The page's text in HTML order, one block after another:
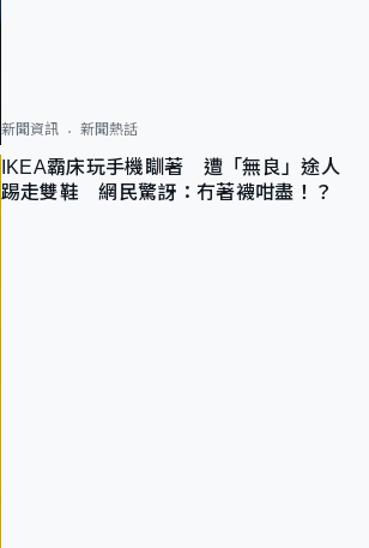
新聞資訊 新聞熱話
IKEA霸床玩手機瞓著 遭「無良」途人
踢走雙鞋 網民驚訝：冇著襪咁盡！？